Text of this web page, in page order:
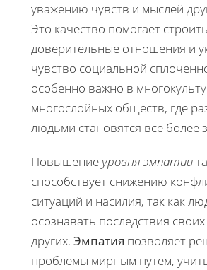
уважению чувств и мыслей
Это качество помогает строить
доверительные отношения и
чувство социальной
особенно важно в
многослойных обществ, где
людьми становятся все более
Повышение уровня эмпатии
способствует снижению
ситуаций и насилия, так как
осознавать последствия
других. Эмпатия позволяет
проблемы мирным путем,